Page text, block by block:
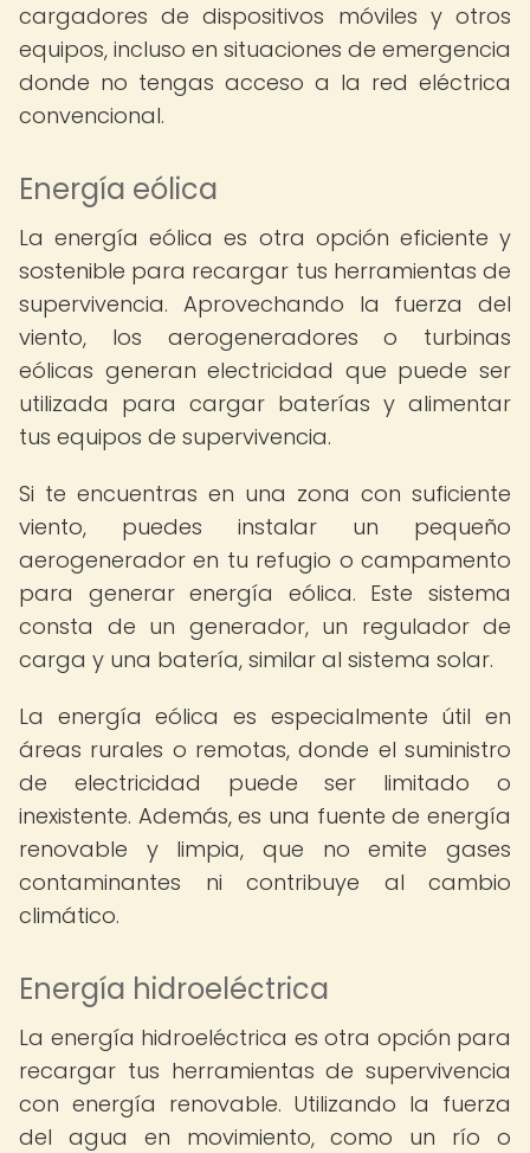
cargadores de dispositivos móviles y otros
equipos, incluso en situaciones de emergencia
donde no tengas acceso a la red eléctrica
convencional.
Energía eólica
La energía eólica es otra opción eficiente y
sostenible para recargar tus herramientas de
supervivencia. Aprovechando la fuerza del
viento, los aerogeneradores o turbinas
eólicas generan electricidad que puede ser
utilizada para cargar baterías y alimentar
tus equipos de supervivencia.
Si te encuentras en una zona con suficiente
viento, puedes instalar un pequeño
aerogenerador en tu refugio o campamento
para generar energía eólica. Este sistema
consta de un generador, un regulador de
carga y una batería, similar al sistema solar.
La energía eólica es especialmente útil en
áreas rurales o remotas, donde el suministro
de electricidad puede ser limitado o
inexistente. Además, es una fuente de energía
renovable y limpia, que no emite gases
contaminantes ni contribuye al cambio
climático.
Energía hidroeléctrica
La energía hidroeléctrica es otra opción para
recargar tus herramientas de supervivencia
con energía renovable. Utilizando la fuerza
del agua en movimiento, como un río o